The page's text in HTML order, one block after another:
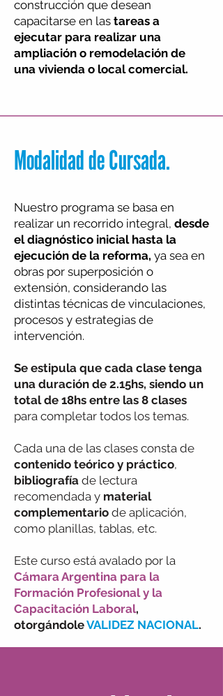
construcción que desean
capacitarse en las tareas a
ejecutar para realizar una
ampliación o remodelación de
una vivienda o local comercial.
Modalidad de Cursada.
Nuestro programa se basa en
realizar un recorrido integral, desde
el diagnóstico inicial hasta la
ejecución de la reforma, ya sea en
obras por superposición o
extensión, considerando las
distintas técnicas de vinculaciones,
procesos y estrategias de
intervención.
Se estipula que cada clase tenga
una duración de 2.15hs, siendo un
total de 18hs entre las 8 clases
para completar todos los temas.
Cada una de las clases consta de
contenido teórico y práctico,
bibliografía de lectura
recomendada y material
complementario de aplicación,
como planillas, tablas, etc.
Este curso está avalado por la
Cámara Argentina para la
Formación Profesional y la
Capacitación Laboral,
otorgándoleV ALIDEZ NACIONAL.